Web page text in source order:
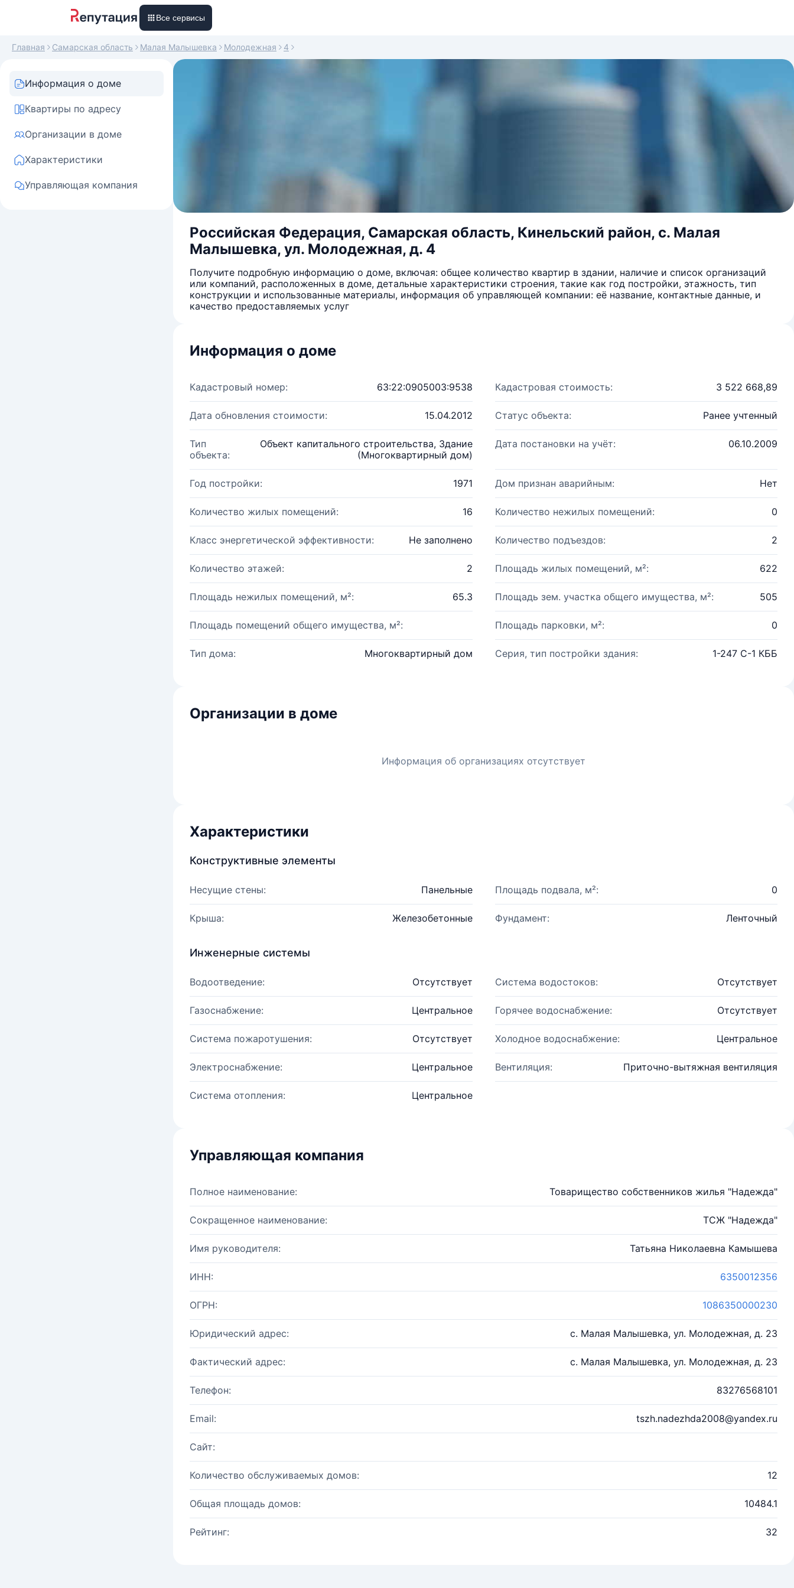
Все сервисы
Главная Самарская область Малая Малышевка Молодежная 4
Информация о доме
Квартиры по адресу
Организации в доме
Характеристики
Управляющая компания
Российская Федерация, Самарская область, Кинельский район, с. Малая
Малышевка, ул. Молодежная, д. 4
Получите подробную информацию о доме, включая: общее количество квартир в здании, наличие и список организаций
или компаний, расположенных в доме, детальные характеристики строения, такие как год постройки, этажность, тип
конструкции и использованные материалы, информация об управляющей компании: её название, контактные данные, и
качество предоставляемых услуг
Информация о доме
Кадастровый номер: 63:22:0905003:9538 Кадастровая стоимость: 3 522 668,89
Дата обновления стоимости: 15.04.2012 Статус объекта: Ранее учтенный
Тип
объекта:
Объект капитального строительства, Здание
(Многоквартирный дом)
Дата постановки на учёт: 06.10.2009
Год постройки: 1971 Дом признан аварийным: Нет
Количество жилых помещений: 16 Количество нежилых помещений: 0
Класс энергетической эффективности: Не заполнено Количество подъездов: 2
Количество этажей: 2 Площадь жилых помещений, м²: 622
Площадь нежилых помещений, м²: 65.3 Площадь зем. участка общего имущества, м²: 505
Площадь помещений общего имущества, м²: Площадь парковки, м²: 0
Тип дома: Многоквартирный дом Серия, тип постройки здания: 1-247 С-1 КББ
Организации в доме
Информация об организациях отсутствует
Характеристики
Конструктивные элементы
Несущие стены: Панельные Площадь подвала, м²: 0
Крыша: Железобетонные Фундамент: Ленточный
Инженерные системы
Водоотведение: Отсутствует Система водостоков: Отсутствует
Газоснабжение: Центральное Горячее водоснабжение: Отсутствует
Система пожаротушения: Отсутствует Холодное водоснабжение: Центральное
Электроснабжение: Центральное Вентиляция: Приточно-вытяжная вентиляция
Система отопления: Центральное
Управляющая компания
Полное наименование: Товарищество собственников жилья "Надежда"
Сокращенное наименование: ТСЖ "Надежда"
Имя руководителя: Татьяна Николаевна Камышева
ИНН: 6350012356
ОГРН: 1086350000230
Юридический адрес: с. Малая Малышевка, ул. Молодежная, д. 23
Фактический адрес: с. Малая Малышевка, ул. Молодежная, д. 23
Телефон: 83276568101
Email: tszh.nadezhda2008@yandex.ru
Сайт:
Количество обслуживаемых домов: 12
Общая площадь домов: 10484.1
Рейтинг: 32